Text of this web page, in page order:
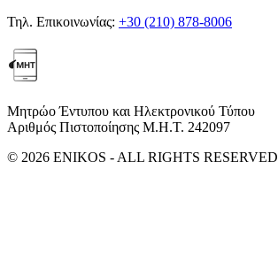
Τηλ. Επικοινωνίας: +30 (210) 878-8006
Μητρώο Έντυπου και Ηλεκτρονικού Τύπου
Αριθμός Πιστοποίησης Μ.Η.Τ. 242097
© 2026 ENIKOS - ALL RIGHTS RESERVED